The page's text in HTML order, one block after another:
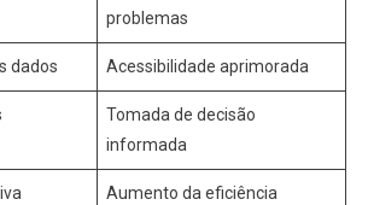
problemas
dados Acessibilidade aprimorada
Tomada de decisão
informada
Aumento da eficiência